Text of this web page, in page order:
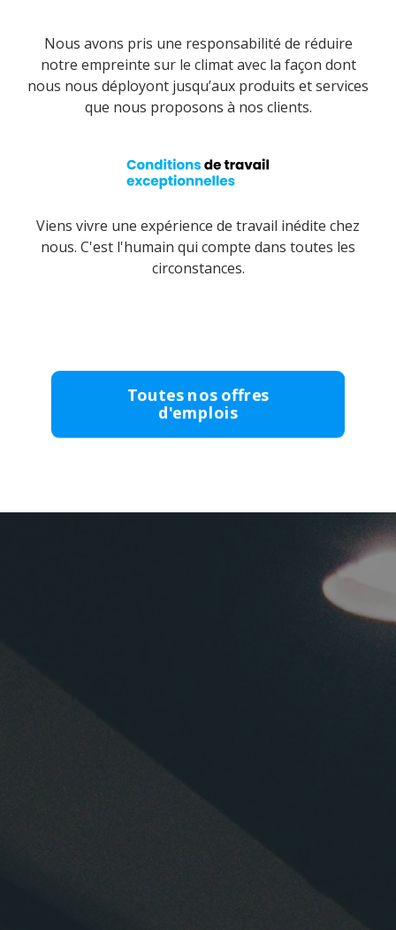
Nous avons pris une responsabilité de réduire
notre empreinte sur le climat avec la façon dont
nous nous déployont jusqu’aux produits et services
que nous proposons à nos clients.
Viens vivre une expérience de travail inédite chez
nous. C'est l'humain qui compte dans toutes les
circonstances.
Toutes nos offres